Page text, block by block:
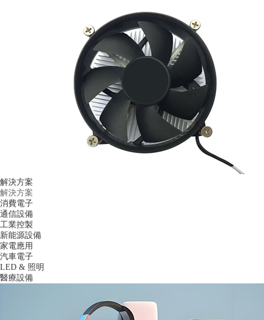
解決方案
解決方案
消費電子
通信設備
工業控製
新能源設備
家電應用
汽車電子
LED & 照明
醫療設備